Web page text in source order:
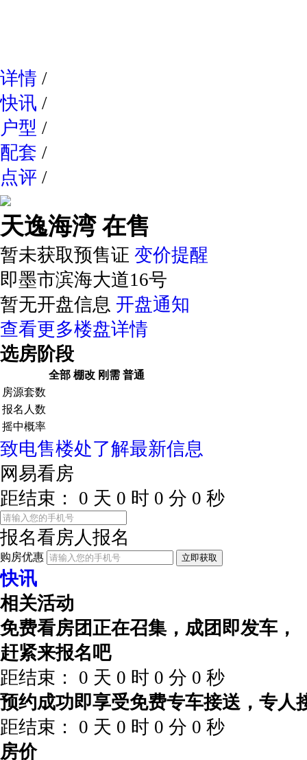
详情 /
快讯 /
户型 /
配套 /
点评 /
天逸海湾 在售
暂未获取预售证 变价提醒
即墨市滨海大道16号
暂无开盘信息 开盘通知
查看更多楼盘详情
选房阶段
全部 棚改 刚需 普通
房源套数
报名人数
摇中概率
致电售楼处了解最新信息
网易看房
距结束：
0 天 0 时 0 分 0 秒
报名看房人报名
购房优惠 立即获取
快讯
相关活动
免费看房团正在召集，成团即发车，
赶紧来报名吧
距结束：
0 天 0 时 0 分 0 秒
预约成功即享受免费专车接送，专人
距结束：
0 天 0 时 0 分 0 秒
房价